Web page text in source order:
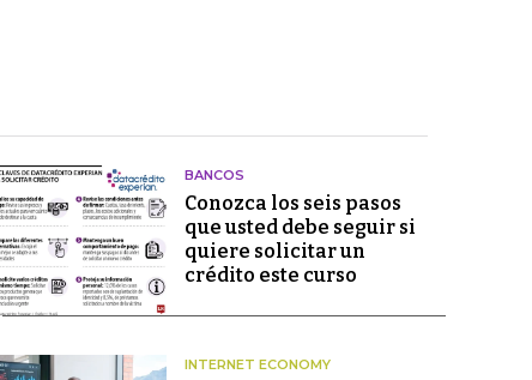
BANCOS
Conozca los seis pasos
que usted debe seguir si
quiere solicitar un
crédito este curso
INTERNET ECONOMY